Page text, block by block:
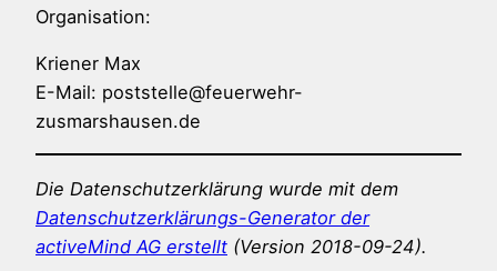
Organisation:
Kriener Max
E-Mail: poststelle@feuerwehr-
zusmarshausen.de
Die Datenschutzerklärung wurde mit dem
Datenschutzerklärungs-Generator der
activeMind AG erstellt (Version 2018-09-24).